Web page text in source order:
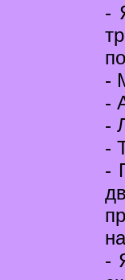
-
-
-
-
-
-
-